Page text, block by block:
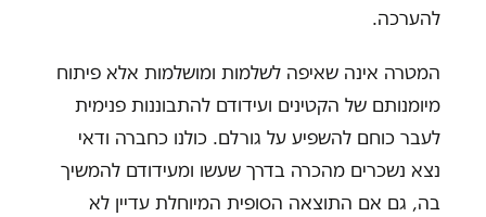
להערכה.
המטרה אינה שאיפה לשלמות ומושלמות אלא פיתוח
מיומנותם של הקטינים ועידודם להתבוננות פנימית
לעבר כוחם להשפיע על גורלם. כולנו כחברה ודאי
נצא נשכרים מהכרה בדרך שעשו ומעידודם להמשיך
בה, גם אם התוצאה הסופית המיוחלת עדיין לא